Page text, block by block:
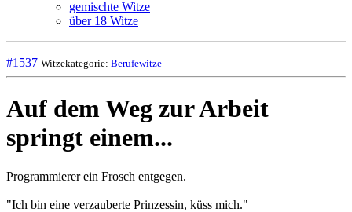
gemischte Witze
über 18 Witze
#1537 Witzekategorie: Berufewitze
Auf dem Weg zur Arbeit
springt einem...
Programmierer ein Frosch entgegen.
"Ich bin eine verzauberte Prinzessin, küss mich."